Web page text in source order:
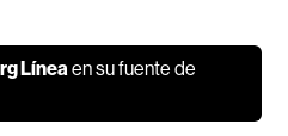
Línea en su fuente de